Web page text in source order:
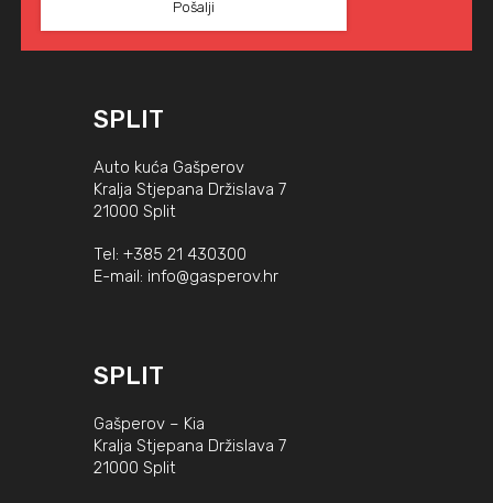
SPLIT
Auto kuća Gašperov
Kralja Stjepana Držislava 7
21000 Split
Tel: +385 21 430300
E-mail: info@gasperov.hr
SPLIT
Gašperov – Kia
Kralja Stjepana Držislava 7
21000 Split